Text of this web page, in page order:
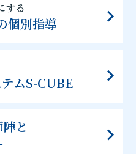
する
個別指導
ムS-CUBE
と